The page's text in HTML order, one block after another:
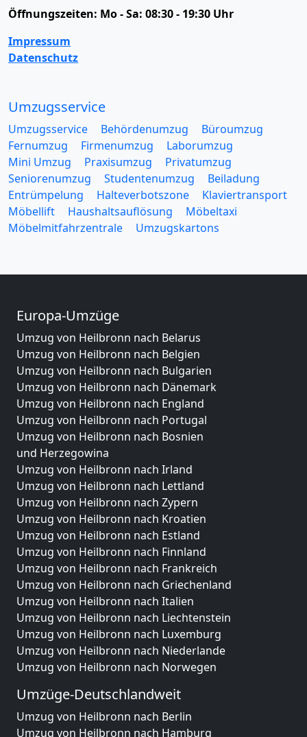
Öffnungszeiten: Mo - Sa: 08:30 - 19:30 Uhr
Impressum
Datenschutz
Umzugsservice
Umzugsservice Behördenumzug
Büroumzug
Fernumzug
Firmenumzug
Laborumzug
Mini Umzug
Praxisumzug
Privatumzug
Seniorenumzug
Studentenumzug
Beiladung
Entrümpelung
Halteverbotszone
Klaviertransport
Möbellift
Haushaltsauflösung
Möbeltaxi
Möbelmitfahrzentrale
Umzugskartons
Europa-Umzüge
Umzug von Heilbronn nach Belarus
Umzug von Heilbronn nach Belgien
Umzug von Heilbronn nach Bulgarien
Umzug von Heilbronn nach Dänemark
Umzug von Heilbronn nach England
Umzug von Heilbronn nach Portugal
Umzug von Heilbronn nach Bosnien
und Herzegowina
Umzug von Heilbronn nach Irland
Umzug von Heilbronn nach Lettland
Umzug von Heilbronn nach Zypern
Umzug von Heilbronn nach Kroatien
Umzug von Heilbronn nach Estland
Umzug von Heilbronn nach Finnland
Umzug von Heilbronn nach Frankreich
Umzug von Heilbronn nach Griechenland
Umzug von Heilbronn nach Italien
Umzug von Heilbronn nach Liechtenstein
Umzug von Heilbronn nach Luxemburg
Umzug von Heilbronn nach Niederlande
Umzug von Heilbronn nach Norwegen
Umzüge-Deutschlandweit
Umzug von Heilbronn nach Berlin
Umzug von Heilbronn nach Hamburg